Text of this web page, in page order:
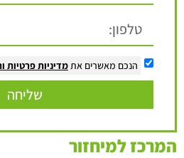
הנכם מאשרים אתמדיניות פרטיות
שליחה
המרכז למיחזור